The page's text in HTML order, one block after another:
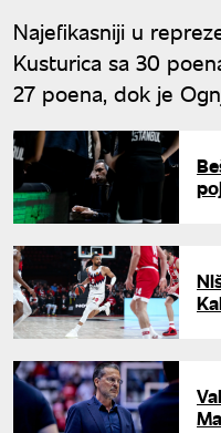
Najefikasniji u
Kusturica sa 30
27 poena, dok je